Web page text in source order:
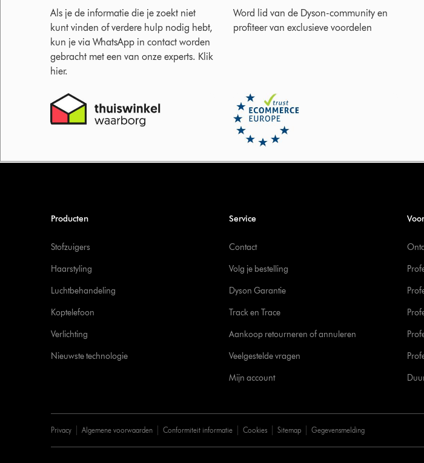
Als je de informatie die je zoekt niet
kunt vinden of verdere hulp nodig hebt,
kun je via WhatsApp in contact worden
gebracht met een van onze experts. Klik
hier.
Word lid van de Dyson-community en
profiteer van exclusieve voordelen
Producten
Stofzuigers
Haarstyling
Luchtbehandeling
Koptelefoon
Verlichting
Nieuwste technologie
Service
Contact
Volg je bestelling
Dyson Garantie
Track en Trace
Aankoop retourneren of annuleren
Veelgestelde vragen
Mijn account
Privacy Algemene voorwaarden Conformiteit informatie Cookies Sitemap Gegevensmelding